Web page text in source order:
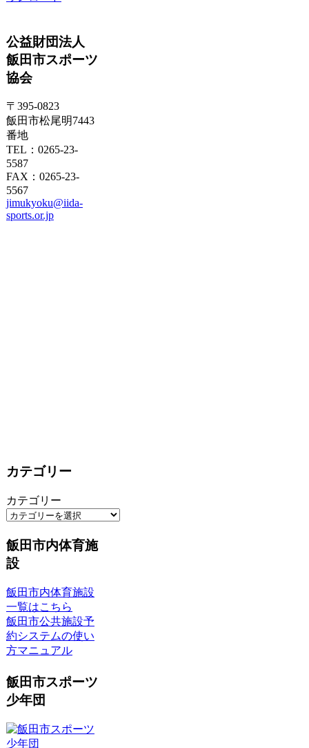
公益財団法人
飯田市スポーツ
協会
〒395-0823
飯田市松尾明7443
番地
TEL：0265-23-
5587
FAX：0265-23-
5567
jimukyoku@iida-
sports.or.jp
カテゴリー
カテゴリー
飯田市内体育施
設
飯田市内体育施設
一覧はこちら
飯田市公共施設予
約システムの使い
方マニュアル
飯田市スポーツ
少年団